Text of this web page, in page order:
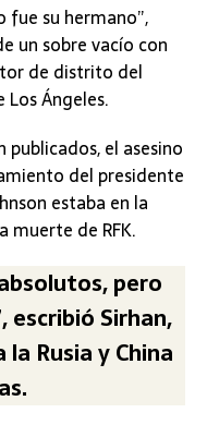
fue su hermano”,
un sobre vacío con
de distrito del
Ángeles.
el asesino
del presidente
estaba en la
muerte de RFK.
pero
Sirhan,
Rusia y China